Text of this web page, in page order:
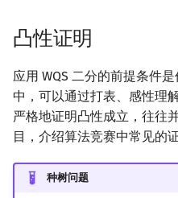
凸性证明
应用 WQS 二分的前提条件
中，可以通过打表、感性理
严格地证明凸性成立，往往
目，介绍算法竞赛中常见的
种树问题